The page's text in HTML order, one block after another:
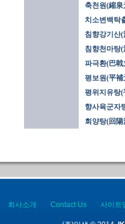
축천원(縮泉
치소변백탁
침향강기산
침향천마탕
파극환(巴戟
평보원(平補
평위지유탕
향사육군자
회양탕(回陽
회사소개 Contact Us 사이트